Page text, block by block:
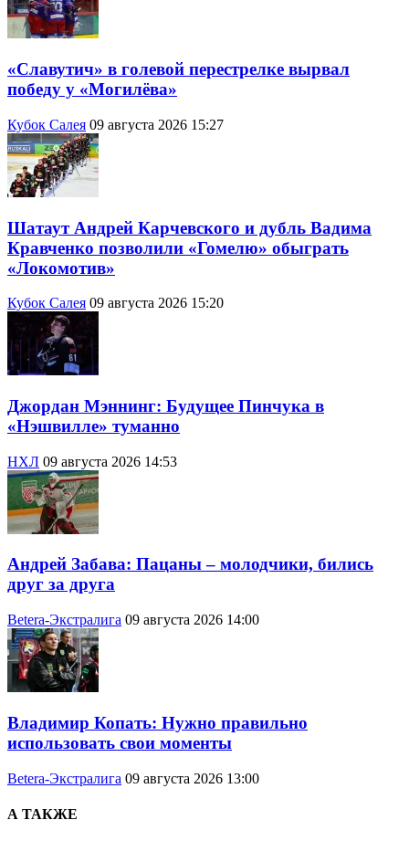
«Славутич» в голевой перестрелке вырвал
победу у «Могилёва»
Кубок Салея 09 августа 2026 15:27
Шатаут Андрей Карчевского и дубль Вадима
Кравченко позволили «Гомелю» обыграть
«Локомотив»
Кубок Салея 09 августа 2026 15:20
Джордан Мэннинг: Будущее Пинчука в
«Нэшвилле» туманно
НХЛ 09 августа 2026 14:53
Андрей Забава: Пацаны – молодчики, бились
друг за друга
Betera-Экстралига 09 августа 2026 14:00
Владимир Копать: Нужно правильно
использовать свои моменты
Betera-Экстралига 09 августа 2026 13:00
А ТАКЖЕ